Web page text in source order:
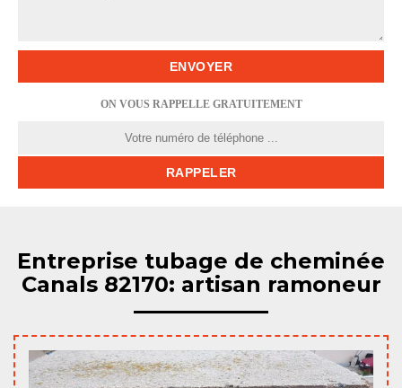
ON VOUS RAPPELLE GRATUITEMENT
Entreprise tubage de cheminée
Canals 82170: artisan ramoneur